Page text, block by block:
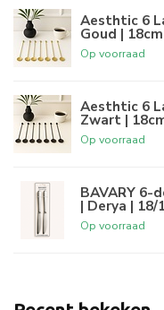
Aesthtic 6
Goud | 18cm
Op voorraad
Aesthtic 6
Zwart |
Op voorraad
BAVARY 6-
| Derya | 18/
Op voorraad